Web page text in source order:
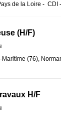
de la Loire - CDI -
(H/F)
(76),
H/F